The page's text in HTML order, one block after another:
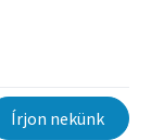
Írjon nekünk